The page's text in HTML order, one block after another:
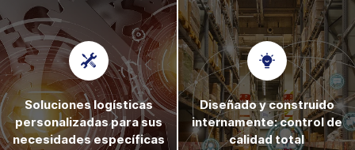
Soluciones logísticas
personalizadas para sus
necesidades específicas
Diseñado y construido
internamente: control de
calidad total